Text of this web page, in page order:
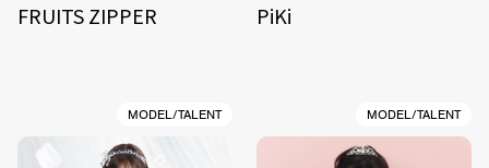
FRUITS ZIPPER PiKi
MODEL/TALENT MODEL/TALENT